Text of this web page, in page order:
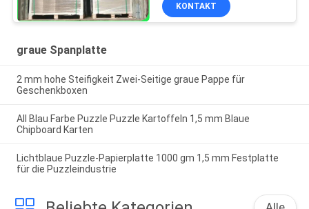
KONTAKT
graue Spanplatte
2 mm hohe Steifigkeit Zwei-Seitige graue Pappe für
Geschenkboxen
All Blau Farbe Puzzle Puzzle Kartoffeln 1,5 mm Blaue
Chipboard Karten
Lichtblaue Puzzle-Papierplatte 1000 gm 1,5 mm Festplatte
für die Puzzleindustrie